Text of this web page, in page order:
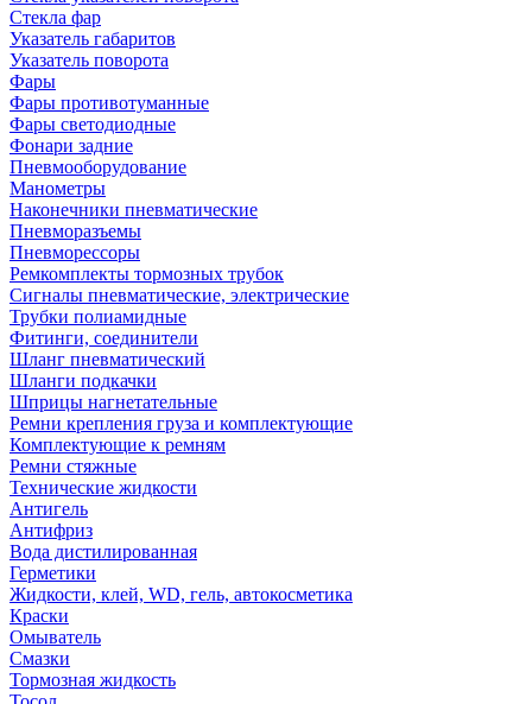
Стекла фар
Указатель габаритов
Указатель поворота
Фары
Фары противотуманные
Фары светодиодные
Фонари задние
Пневмооборудование
Манометры
Наконечники пневматические
Пневморазъемы
Пневморессоры
Ремкомплекты тормозных трубок
Сигналы пневматические, электрические
Трубки полиамидные
Фитинги, соединители
Шланг пневматический
Шланги подкачки
Шприцы нагнетательные
Ремни крепления груза и комплектующие
Комплектующие к ремням
Ремни стяжные
Технические жидкости
Антигель
Антифриз
Вода дистилированная
Герметики
Жидкости, клей, WD, гель, автокосметика
Краски
Омыватель
Смазки
Тормозная жидкость